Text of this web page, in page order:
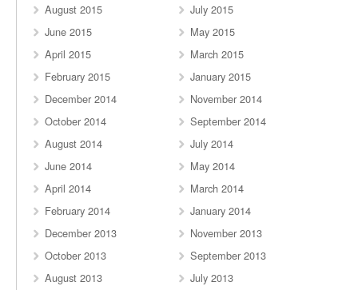
August 2015
July 2015
June 2015
May 2015
April 2015
March 2015
February 2015
January 2015
December 2014
November 2014
October 2014
September 2014
August 2014
July 2014
June 2014
May 2014
April 2014
March 2014
February 2014
January 2014
December 2013
November 2013
October 2013
September 2013
August 2013
July 2013